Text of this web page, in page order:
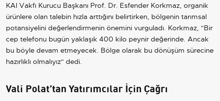
KAI Vakfı Kurucu Başkanı Prof. Dr. Esfender Korkmaz, organik
ürünlere olan talebin hızla arttığını belirtirken, bölgenin tarımsal
potansiyelini değerlendirmenin önemini vurguladı. Korkmaz, "Bir
cep telefonu bugün yaklaşık 400 kilo peynir değerinde. Ancak
bu böyle devam etmeyecek. Bölge olarak bu dönüşüm sürecine
hazırlıklı olmalıyız" dedi.
Vali Polat’tan Yatırımcılar İçin Çağrı